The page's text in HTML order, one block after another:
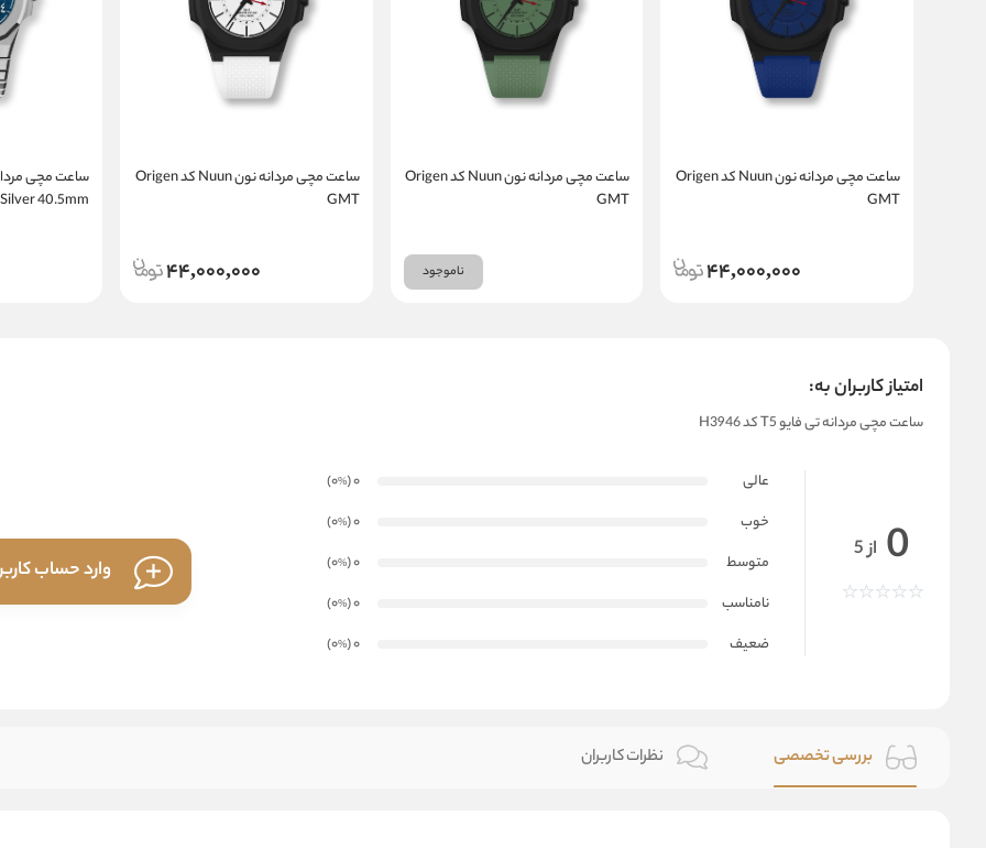
ساعت مچی مردانه نون Nuun کد Origen
GMT
44,000,000
ساعت مچی مردانه نون Nuun کد Origen
GMT
ناموجود
ساعت مچی مردانه نون Nuun کد Origen
GMT
44,000,000
Silver 40.5mm
امتیاز کاربران به:
ساعت مچی مردانه تی فایو T5 کد H3946
0 از 5
عالی 0
(0
%
)
خوب
0
(0
%
)
متوسط
0
(0
%
)
نامناسب
0
(0
%
)
ضعیف
0
(0
%
)
وارد حساب
بررسی تخصصی نظرات کاربران